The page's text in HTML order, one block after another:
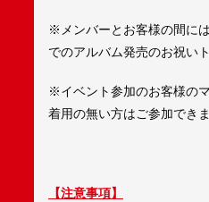
※メンバーとお客様の間に
でのアルバム発売のお祝い
※イベント参加のお客様の
着用の無い方はご参加できま
【注意事項】